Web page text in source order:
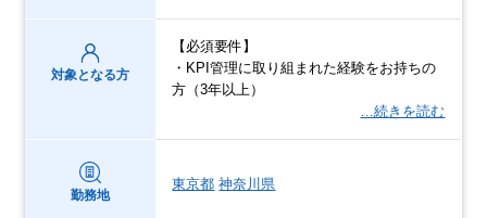
対象となる方
【必須要件】
・KPI管理に取り組まれた経験をお持ちの
方（3年以上）
…続きを読む
勤務地
東京都 神奈川県